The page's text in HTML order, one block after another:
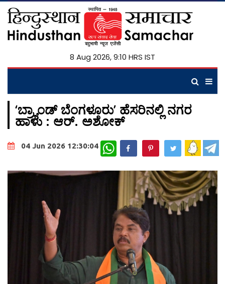
8 Aug 2026, 9:10 HRS IST
‘ಬ್ರ್ಯಾಂಡ್ ಬೆಂಗಳೂರು’ ಹೆಸರಿನಲ್ಲಿ ನಗರ
ಹಾಳು : ಆರ್. ಅಶೋಕ್
04 Jun 2026 12:30:04 WhatsApp